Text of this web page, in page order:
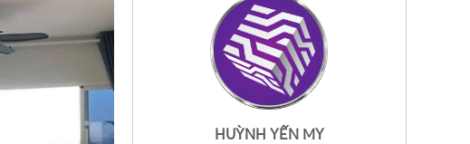
HUỲNH YẾN MY